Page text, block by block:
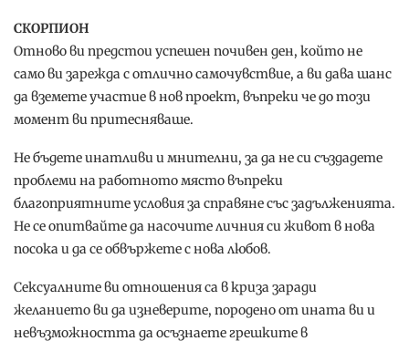
СКОРПИОН
Отново ви предстои успешен почивен ден, който не
само ви зарежда с отлично самочувствие, а ви дава шанс
да вземете участие в нов проект, въпреки че до този
момент ви притесняваше.
Не бъдете инатливи и мнителни, за да не си създадете
проблеми на работното място въпреки
благоприятните условия за справяне със задълженията.
Не се опитвайте да насочите личния си живот в нова
посока и да се обвържете с нова любов.
Сексуалните ви отношения са в криза заради
желанието ви да изневерите, породено от ината ви и
невъзможността да осъзнаете грешките в